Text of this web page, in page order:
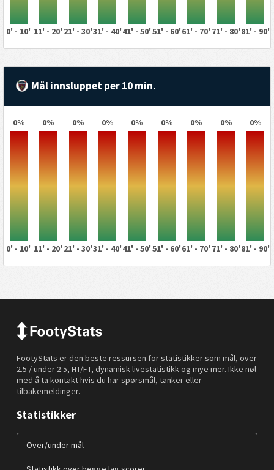
0' - 10' 11' - 20' 21' - 30'31' - 40'41' - 50'51' - 60'61' - 70' 71' - 80'81' - 90'
Mål innsluppet per 10 min.
0% 0% 0% 0% 0% 0% 0% 0% 0%
0' - 10' 11' - 20' 21' - 30'31' - 40'41' - 50'51' - 60'61' - 70' 71' - 80'81' - 90'
FootyStats er den beste ressursen for statistikker som mål, over
2.5 / under 2.5, HT/FT, dynamisk livestatistikk og mye mer. Ikke nøl
med å ta kontakt hvis du har spørsmål, tanker eller
tilbakemeldinger.
Statistikker
Over/under mål